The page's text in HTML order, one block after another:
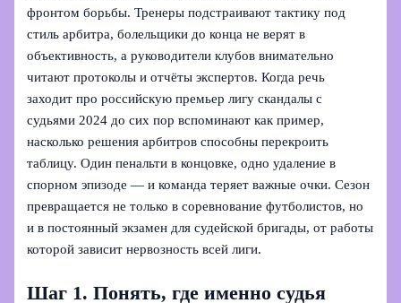
фронтом борьбы. Тренеры подстраивают тактику под
стиль арбитра, болельщики до конца не верят в
объективность, а руководители клубов внимательно
читают протоколы и отчёты экспертов. Когда речь
заходит про российскую премьер лигу скандалы с
судьями 2024 до сих пор вспоминают как пример,
насколько решения арбитров способны перекроить
таблицу. Один пенальти в концовке, одно удаление в
спорном эпизоде — и команда теряет важные очки. Сезон
превращается не только в соревнование футболистов, но
и в постоянный экзамен для судейской бригады, от работы
которой зависит нервозность всей лиги.
Шаг 1. Понять, где именно судья